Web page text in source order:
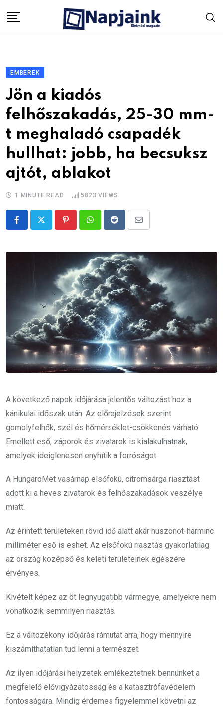
EMBEREK
Jön a kiadós
felhőszakadás, 25-30 mm-
t meghaladó csapadék
hullhat: jobb, ha becsuksz
ajtót, ablakot
1 MINUTE READ 5823 VIEWS
PinterestWhatsappRedditShare
Email
A következő napok időjárása jelentős változást hoz a
kánikulai időszak után. Az előrejelzések szerint
gomolyfelhők, szél és hőmérséklet-csökkenés várható.
Emellett eső, záporok és zivatarok is kialakulhatnak,
amelyek ideiglenesen enyhítik a forróságot.
A HungaroMet vasárnap elsőfokú, citromsárga riasztást
adott ki a heves zivatarok és felhőszakadások veszélye
miatt.
Az érintett területeken rövid idő alatt akár huszonöt-harminc
milliméter eső is eshet. Az elsőfokú riasztás gyakorlatilag
az ország középső és keleti területeinek egészére
érvényes.
Kivételt képez az öt legnyugatibb vármegye, amelyekre nem
vonatkozik semmilyen riasztás.
Ez a változékony időjárás rámutat arra, hogy mennyire
kiszámíthatatlan tud lenni a természet.
Az ilyen időjárási helyzetek emlékeztetnek bennünket a
megfelelő elővigyázatosság és a katasztrófavédelem
fontosságára. Mindig érdemes figyelemmel követni az